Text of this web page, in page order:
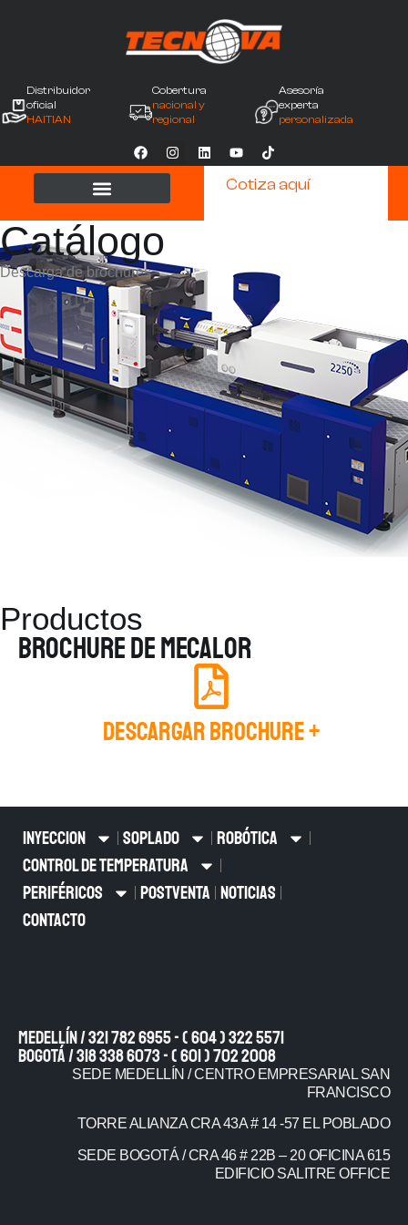
Distribuidor
oficial
HAITIAN
Cobertura
nacional y
regional
Asesoría
experta
personalizada
Cotiza aquí
Catálogo
Descarga de brochures
Productos
Brochure de Mecalor
Descargar Brochure +
INYECCION SOPLADO
ROBÓTICA
CONTROL DE TEMPERATURA
PERIFÉRICOS
POSTVENTA NOTICIAS
CONTACTO
Medellín / 321 782 6955 - ( 604 ) 322 5571
Bogotá / 318 338 6073 - ( 601 ) 702 2008
SEDE MEDELLÍN / CENTRO EMPRESARIAL SAN
FRANCISCO
TORRE ALIANZA CRA 43A # 14 -57 EL POBLADO
SEDE BOGOTÁ / CRA 46 # 22B – 20 OFICINA 615
EDIFICIO SALITRE OFFICE